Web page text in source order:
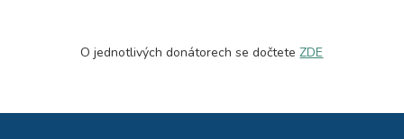
O jednotlivých donátorech se dočteteZDE